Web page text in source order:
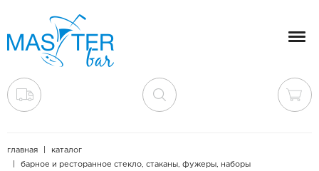
главная
каталог
барное и ресторанное стекло, стаканы, фужеры, наборы